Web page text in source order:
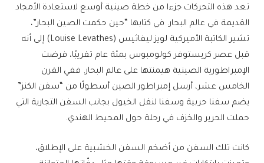
تعد هذه التحركات جزءا من خطة صينية أوسع لاستعادة الأمجاد
القديمة في عالم البحار. في كتابها “حين حكمت الصين البحار”،
تشير الكاتبة الأميركية لويز ليفاثيس (Louise Levathes) إلى أنه
قبل عصر كريستوفر كولومبوس بمئة عام تقريبًا، فرضت
الإمبراطورية الصينية هيمنتها على عالم البحار. ففي القرن
الخامس عشر، أرسل إمبراطور الصين أسطولًا من “سفن الكنز”
يضم سفنا حربية وسفنا لنقل الخيول بجانب السفن التجارية التي
حملت الحرير والخزف في رحلة حول المحيط الهندي.
كانت تلك السفن من أضخم السفن الخشبية على الإطلاق،